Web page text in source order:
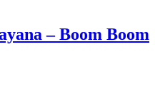
– Boom Boom